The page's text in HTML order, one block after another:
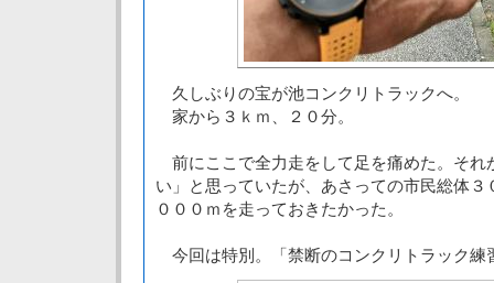
久しぶりの宝が池コンクリトラックへ。
家から３ｋｍ、２０分。
前にここで全力走をして足を痛めた。それ
い」と思っていたが、あさっての市民総体
０００ｍを走っておきたかった。
今回は特別。「禁断のコンクリトラック練